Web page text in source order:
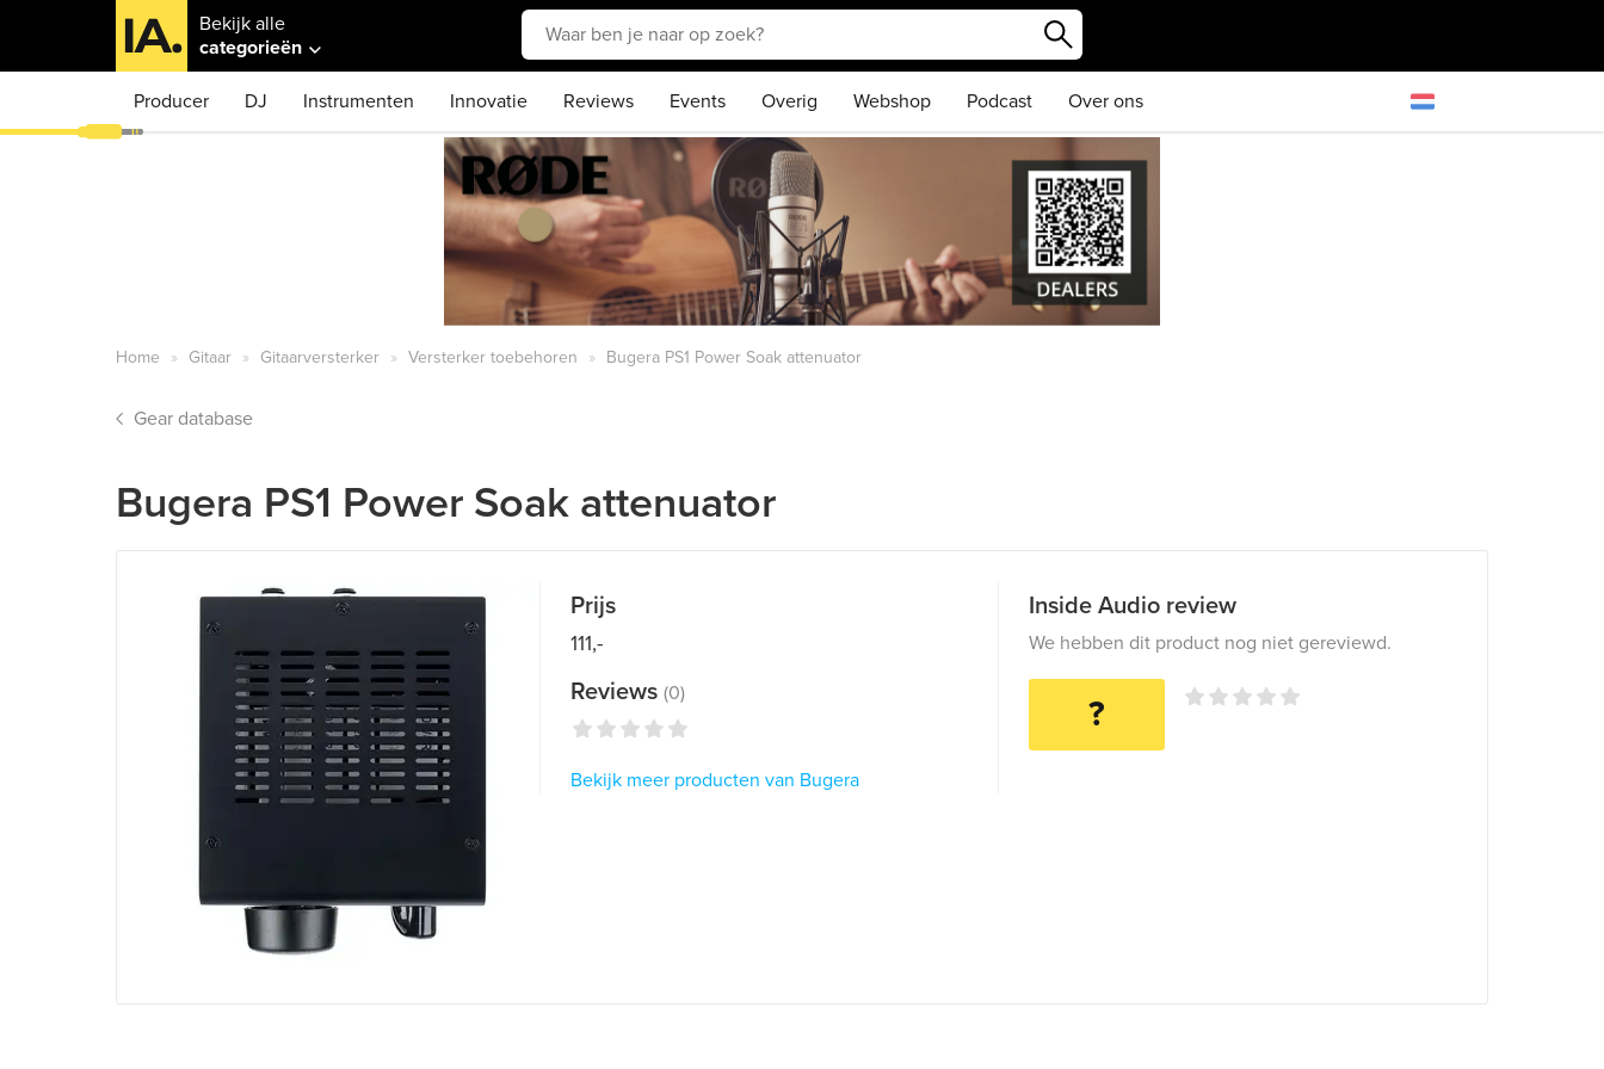
Bekijk alle
categorieën
Producer DJ Instrumenten Innovatie Reviews Events Overig Webshop Podcast Over ons
Home Gitaar Gitaarversterker Versterker toebehoren Bugera PS1 Power Soak attenuator
Gear database
Bugera PS1 Power Soak attenuator
Prijs
111,-
Reviews(0)
Bekijk meer producten van Bugera
Inside Audio review
We hebben dit product nog niet gereviewd.
?